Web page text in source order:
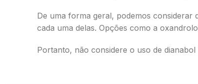
De uma forma geral, podemos considerar
cada uma delas. Opções como a
Portanto, não considere o uso de